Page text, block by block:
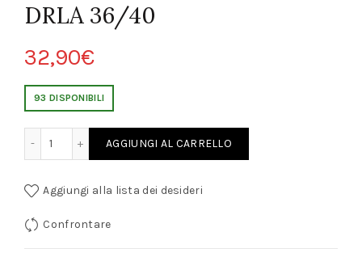
DRLA 36/40
32,90€
93 DISPONIBILI
AGGIUNGI AL CARRELLO
Aggiungi alla lista dei desideri
Confrontare